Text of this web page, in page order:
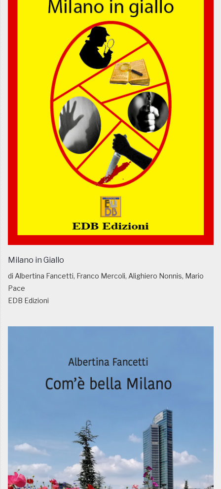
Milano in Giallo
di Albertina Fancetti, Franco Mercoli, Alighiero Nonnis, Mario
Pace
EDB Edizioni